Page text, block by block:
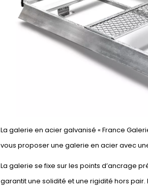
La galerie en acier galvanisé « France
vous proposer une galerie en acier avec
La galerie se fixe sur les points d’ancrage
garantit une solidité et une rigidité hors